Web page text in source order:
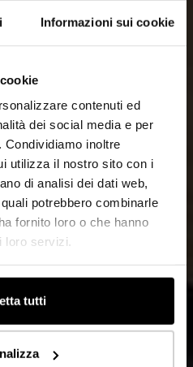
Informazioni sui cookie
contenuti ed
dei social media e per
inoltre
utilizza il nostro sito con i
di analisi dei dati web,
potrebbero combinarle
fornito loro o che hanno
loro servizi.
tutti